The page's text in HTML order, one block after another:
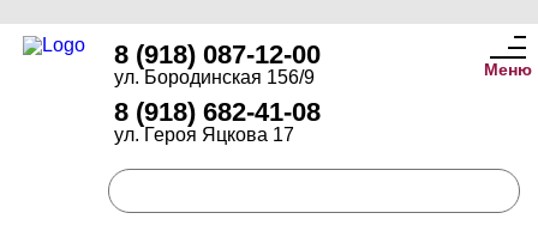
8 (918) 087-12-00
ул. Бородинская 156/9
8 (918) 682-41-08
ул. Героя Яцкова 17
Меню